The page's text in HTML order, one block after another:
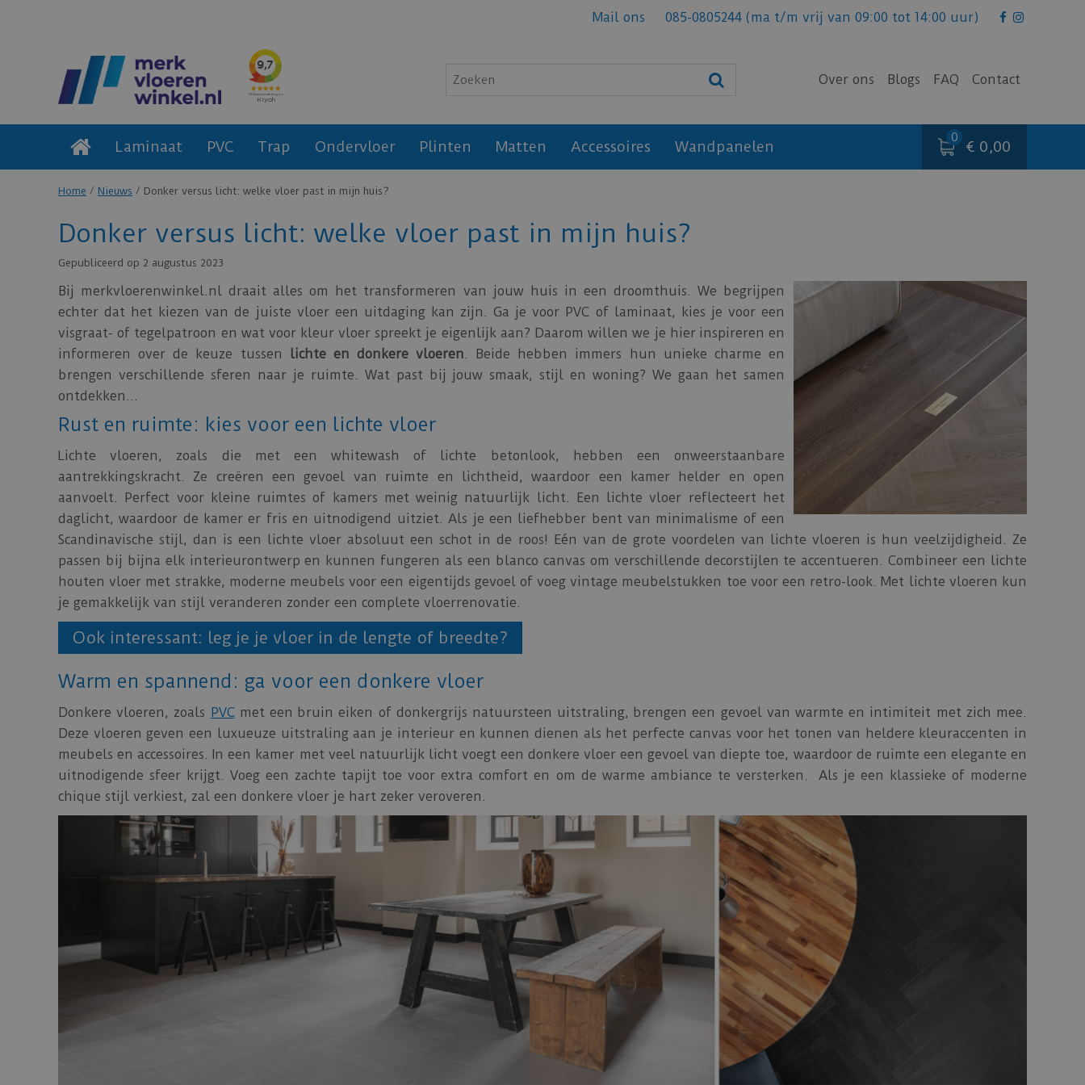
Home Nieuws Donker versus licht: welke vloer past in mijn huis?
Mail ons 085-0805244 (ma t/m vrij van 09:00 tot 14:00 uur)
Over ons Blogs FAQ Contact
Laminaat PVC Trap Ondervloer Plinten Matten Accessoires Wandpanelen € 0,00
Donker versus licht: welke vloer past in mijn huis?
Gepubliceerd op 2 augustus 2023
Bij merkvloerenwinkel.nl draait alles om het transformeren van jouw huis in een droomthuis. We begrijpen
echter dat het kiezen van de juiste vloer een uitdaging kan zijn. Ga je voor PVC of laminaat, kies je voor een
visgraat- of tegelpatroon en wat voor kleur vloer spreekt je eigenlijk aan? Daarom willen we je hier inspireren en
informeren over de keuze tussen
lichte en donkere vloeren. Beide hebben immers hun unieke charme en
brengen verschillende sferen naar je ruimte. Wat past bij jouw smaak, stijl en woning? We gaan het samen
ontdekken...
Rust en ruimte: kies voor een lichte vloer
Lichte vloeren, zoals die met een whitewash of lichte betonlook, hebben een onweerstaanbare
aantrekkingskracht. Ze creëren een gevoel van ruimte en lichtheid, waardoor een kamer helder en open
aanvoelt. Perfect voor kleine ruimtes of kamers met weinig natuurlijk licht. Een lichte vloer reflecteert het
daglicht, waardoor de kamer er fris en uitnodigend uitziet. Als je een liefhebber bent van minimalisme of een
Scandinavische stijl, dan is een lichte vloer absoluut een schot in de roos! Eén van de grote voordelen van lichte vloeren is hun veelzijdigheid. Ze
passen bij bijna elk interieurontwerp en kunnen fungeren als een blanco canvas om verschillende decorstijlen te accentueren. Combineer een lichte
houten vloer met strakke, moderne meubels voor een eigentijds gevoel of voeg vintage meubelstukken toe voor een retro-look. Met lichte vloeren kun
je gemakkelijk van stijl veranderen zonder een complete vloerrenovatie.
Ook interessant: leg je je vloer in de lengte of breedte?
Warm en spannend: ga voor een donkere vloer
Donkere vloeren, zoals PVCmet een bruin eiken of donkergrijs natuursteen uitstraling, brengen een gevoel van warmte en intimiteit met zich mee.
Deze vloeren geven een luxueuze uitstraling aan je interieur en kunnen dienen als het perfecte canvas voor het tonen van heldere kleuraccenten in
meubels en accessoires. In een kamer met veel natuurlijk licht voegt een donkere vloer een gevoel van diepte toe, waardoor de ruimte een elegante en
uitnodigende sfeer krijgt. Voeg een zachte tapijt toe voor extra comfort en om de warme ambiance te versterken. Als je een klassieke of moderne
chique stijl verkiest, zal een donkere vloer je hart zeker veroveren.